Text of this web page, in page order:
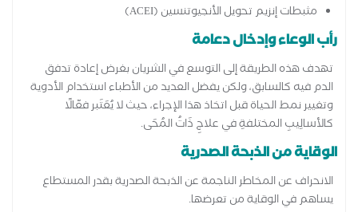
مثبطات إنزيم تحويل الأنجيوتنسين (ACEI)
رأب الوعاء وإدخال دعامة
تهدف هذه الطريقة إلى التوسع في الشريان بغرض إعادة تدفق
الدم فيه كالسابق، ولكن يفضل العديد من الأطباء استخدام الأدوية
وتغيير نمط الحياة قبل اتخاذ هذا الإجراء، حيث لا يُعَتَبر فعّالًا
كالأسالِيبِ المختلفةِ في علاجِ ذَاتُ المُحَى.
الوقاية من الذبحة الصدرية
الانحراف عن المخاطر الناجمة عن الذبحة الصدرية بقدر المستطاع
يساهم في الوقاية من تعرضها.